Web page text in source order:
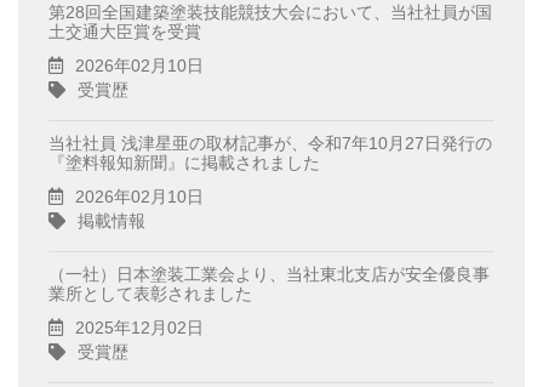
第28回全国建築塗装技能競技大会において、当社社員が国
土交通大臣賞を受賞
2026年02月10日
受賞歴
当社社員 浅津星亜の取材記事が、令和7年10月27日発行の
『塗料報知新聞』に掲載されました
2026年02月10日
掲載情報
（一社）日本塗装工業会より、当社東北支店が安全優良事
業所として表彰されました
2025年12月02日
受賞歴